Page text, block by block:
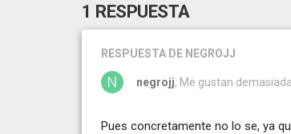
1 RESPUESTA
RESPUESTA DE NEGROJJ
negrojj, Me gustan
Pues concretamente no lo se, ya